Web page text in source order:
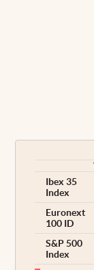
Ibex 35
Index
Euronext
100 ID
S&P 500
Index